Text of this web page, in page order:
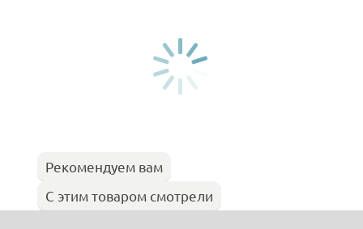
Рекомендуем вам
С этим товаром смотрели